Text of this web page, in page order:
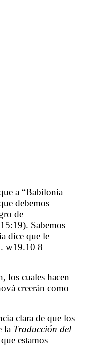
a “Babilonia
debemos
de
Sabemos
dice que le
w19.10 8
los cuales hacen
creerán como
clara de que los
la Traducción del
estamos